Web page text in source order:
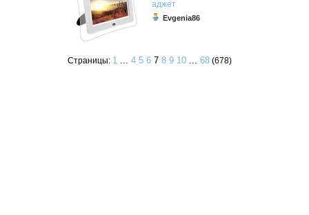
аджет
Evgenia86
Страницы: 1 ... 4 5 6 7 8 9 10 ... 68 (678)